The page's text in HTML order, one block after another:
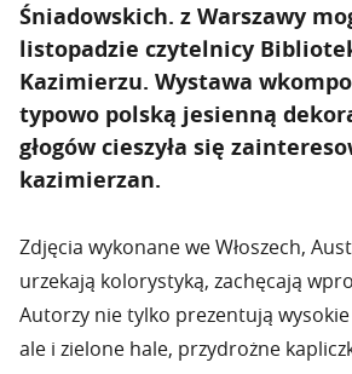
Śniadowskich. z Warszawy
listopadzie czytelnicy
Kazimierzu. Wystawa
typowo polską jesienną
głogów cieszyła się
kazimierzan.
Zdjęcia wykonane we Włoszech,
urzekają kolorystyką, zachęcają
Autorzy nie tylko prezentują wysokie
ale i zielone hale, przydrożne